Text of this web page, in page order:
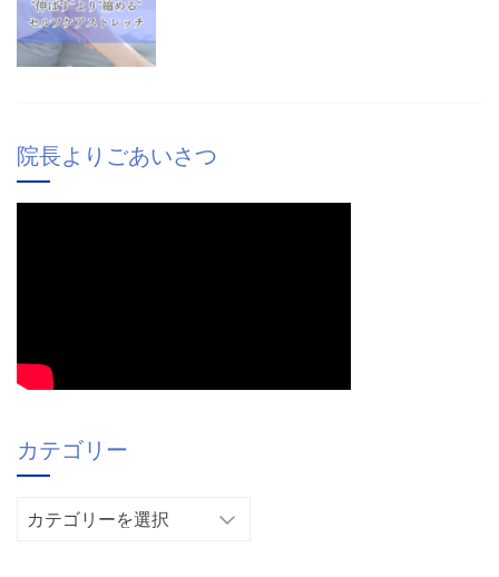
院長よりごあいさつ
カテゴリー